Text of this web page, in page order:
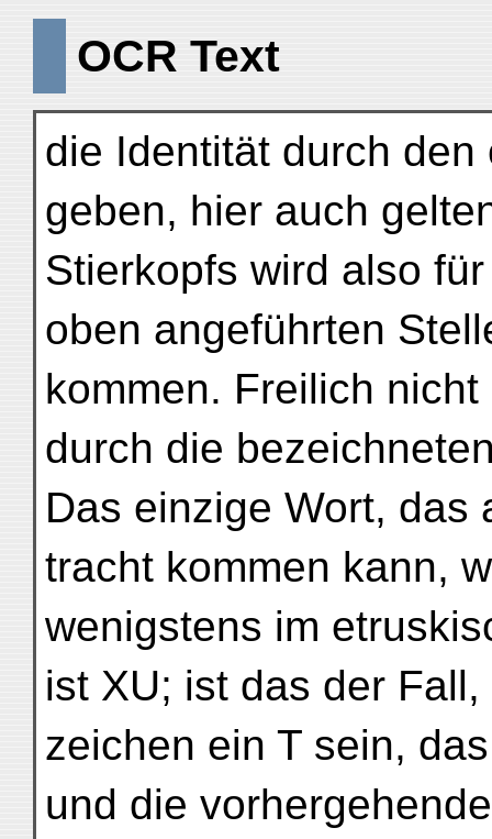
OCR Text
die Identität durch
geben, hier auch
Stierkopfs wird also
oben angeführten
kommen. Freilich
durch die
Das einzige Wort, das
tracht kommen kann,
wenigstens im
ist XU; ist das der
zeichen ein T sein,
und die